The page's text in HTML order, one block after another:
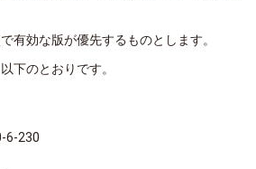
有効な版が優先するものとします。
下のとおりです。
6-230